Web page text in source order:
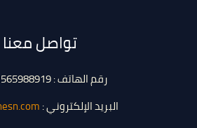
تواصل معنا
رقم الهاتف : 00971565988919
البريد الإلكتروني :